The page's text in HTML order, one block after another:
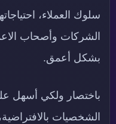
سلوك العملاء،
الشركات وأصحاب
بشكل أعمق.
باختصار ولكي أسهل
الشخصيات